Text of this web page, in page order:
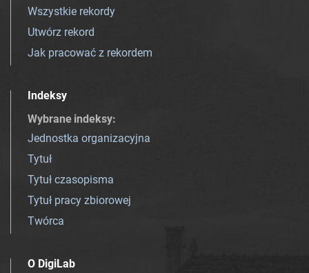
Wszystkie rekordy
Utwórz rekord
Jak pracować z rekordem
Indeksy
Wybrane indeksy:
Jednostka organizacyjna
Tytuł
Tytuł czasopisma
Tytuł pracy zbiorowej
Twórca
O DigiLab